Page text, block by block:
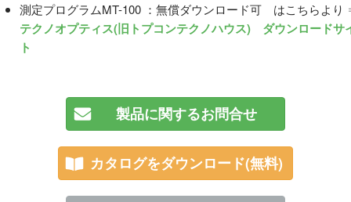
測定プログラムMT-100 ：無償ダウンロード可 はこちらよ
テクノオプティス(旧トプコンテクノハウス) ダウンロードサ
ト
製品に関するお問合せ
カタログをダウンロード(無料)